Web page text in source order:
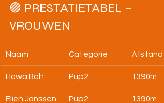
🟣 PRESTATIETABEL –
VROUWEN
Naam Categorie Afstand
Hawa Bah Pup2 1390m
Elien Janssen Pup2 1390m